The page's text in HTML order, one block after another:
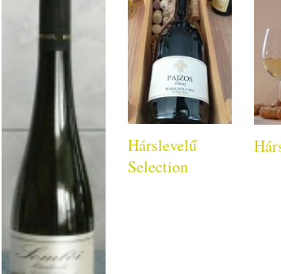
Hárslevelű
Selection